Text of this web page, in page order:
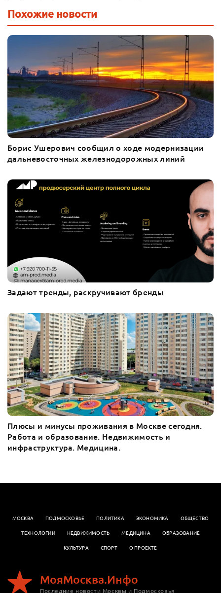
Похожие новости
Борис Ушерович сообщил о ходе модернизации
дальневосточных железнодорожных линий
Задают тренды, раскручивают бренды
Плюсы и минусы проживания в Москве сегодня.
Работа и образование. Недвижимость и
инфраструктура. Медицина.
МояМосква.Инфо
Последние новости Москвы и Подмосковья
МОСКВА ПОДМОСКОВЬЕ ПОЛИТИКА ЭКОНОМИКА
OБЩЕСТВО
ТЕХНОЛОГИИ
НЕДВИЖИМОСТЬ МЕДИЦИНА
ОБРАЗОВАНИЕ
КУЛЬТУРА
СПОРТ О ПРОЕКТЕ